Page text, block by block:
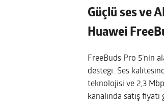
Güçlü ses ve
Huawei
FreeBuds Pro 5’nin
desteği. Ses
teknolojisi ve 2,3
kanalında satış